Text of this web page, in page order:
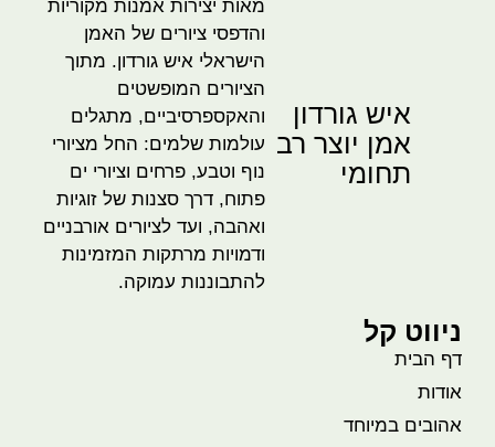
איש גורדון
אמן יוצר רב
תחומי
מאות יצירות אמנות מקוריות
והדפסי ציורים של האמן
הישראלי איש גורדון. מתוך
הציורים המופשטים
והאקספרסיביים, מתגלים
עולמות שלמים: החל מציורי
נוף וטבע, פרחים וציורי ים
פתוח, דרך סצנות של זוגיות
ואהבה, ועד לציורים אורבניים
ודמויות מרתקות המזמינות
להתבוננות עמוקה.
ניווט קל
דף הבית
אודות
אהובים במיוחד